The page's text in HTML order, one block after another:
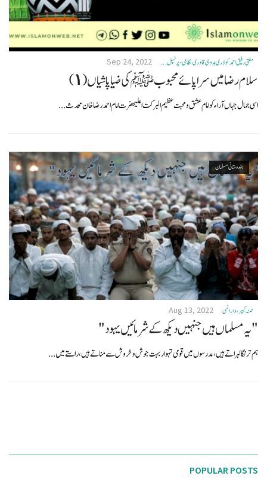
مفتی رفیق احمد کولاری ہدوی قادری نظامی- پرنسپل ... Sep 24, 2022
سلام رضا میں سراپائے محبوبﷺ کی ضیاپاشیاں (١)
اسی جمال جہاں آراء کو امام عشق ومحبت عظیم البرکت اعلیحضرت امام احمد رضا خان محدث...
ہندوستانی مسلمان
حمنہ کبیر، وارانسی Aug 13, 2022
"یہ مسلماں ہیں جنہیں دیکھ کے شرمائیں یہود"
ہم ترنگا لہراتے ہیں، مدرسوں میں قومی تہوار بہت جوش و خروش سے مناتے ہیں، راستے میں...
POPULAR POSTS